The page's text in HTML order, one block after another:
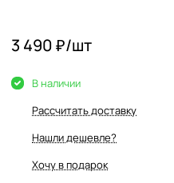
3 490 ₽/шт
В наличии
Рассчитать доставку
Нашли дешевле?
Хочу в подарок